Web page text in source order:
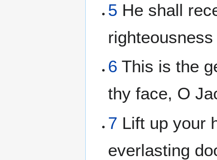
5 He shall
6 This is the
thy face, O
7 Lift up your
everlasting